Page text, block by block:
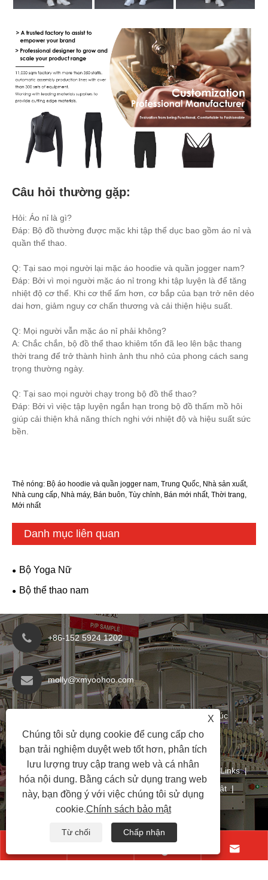
Câu hỏi thường gặp:
Hỏi: Áo nỉ là gì?
Đáp: Bộ đồ thường được mặc khi tập thể dục bao gồm áo nỉ và
quần thể thao.
Q: Tại sao mọi người lại mặc áo hoodie và quần jogger nam?
Đáp: Bởi vì mọi người mặc áo nỉ trong khi tập luyện là để tăng
nhiệt độ cơ thể. Khi cơ thể ấm hơn, cơ bắp của bạn trở nên dẻo
dai hơn, giảm nguy cơ chấn thương và cải thiện hiệu suất.
Q: Mọi người vẫn mặc áo nỉ phải không?
A: Chắc chắn, bộ đồ thể thao khiêm tốn đã leo lên bậc thang
thời trang để trở thành hình ảnh thu nhỏ của phong cách sang
trọng thường ngày.
Q: Tại sao mọi người chạy trong bộ đồ thể thao?
Đáp: Bởi vì việc tập luyện ngắn hạn trong bộ đồ thấm mồ hôi
giúp cải thiện khả năng thích nghi với nhiệt độ và hiệu suất sức
bền.
Thẻ nóng: Bộ áo hoodie và quần jogger nam, Trung Quốc, Nhà sản xuất,
Nhà cung cấp, Nhà máy, Bán buôn, Tùy chỉnh, Bán mới nhất, Thời trang,
Mới nhất
Danh mục liên quan
Bộ Yoga Nữ
Bộ thể thao nam
+86-152 5924 1202
molly@xmyoohoo.com
Số 98 Xiangxing Rd, Quận Xiang Khănan, Phúc
Kiến, Trung Quốc. 361101
Bản quyền © 2024 Xiamen Evaricky Trading Co. Links|
Sitemap
|RSS|XML | Chính sách bảo mật|

X
Chúng tôi sử dụng cookie để cung cấp cho
bạn trải nghiệm duyệt web tốt hơn, phân tích
lưu lượng truy cập trang web và cá nhân
hóa nội dung. Bằng cách sử dụng trang web
này, bạn đồng ý với việc chúng tôi sử dụng
cookie.Chính sách bảo mật
Từ chối Chấp nhận